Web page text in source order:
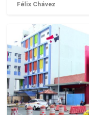
Félix Chávez